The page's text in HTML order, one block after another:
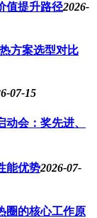
值提升路径2026-
方案选型对比
07-15
会：奖先进、
能优势2026-07-
圈的核心工作原